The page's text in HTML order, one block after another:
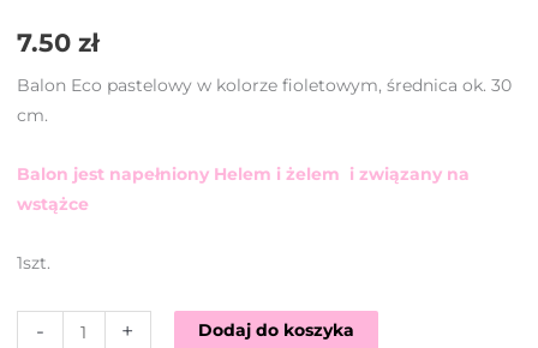
7.50 zł
Balon Eco pastelowy w kolorze fioletowym, średnica ok. 30
cm.
Balon jest napełniony Helem i żelem i związany na
wstążce
1szt.
- + Dodaj do koszyka